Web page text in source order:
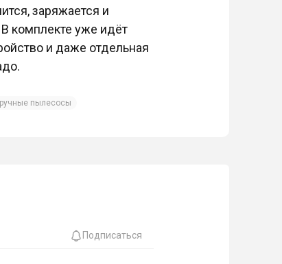
заряжается и
комплекте уже идёт
и даже отдельная
пылесосы
Подписаться